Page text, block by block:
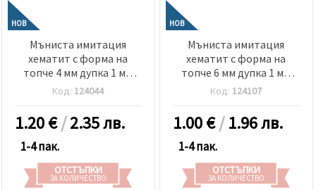
НОВ
Мъниста имитация
хематит с форма на
топче 4 мм дупка 1 мм
дъга -20 грама ~700 броя
Код: 124044
1.20€/2.35 лв.
1-4 пак.
ОТСТЪПКИ
ЗА КОЛИЧЕСТВО
НОВ
Мъниста имитация
хематит с форма на
топче 6 мм дупка 1 мм
многостен ДЪГА -20
грама ~196 броя
Код: 124107
1.00€/1.96 лв.
1-4 пак.
ОТСТЪПКИ
ЗА КОЛИЧЕСТВО